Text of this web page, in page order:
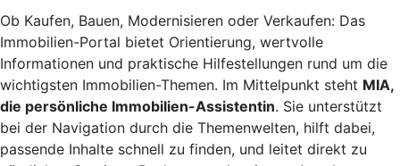
Ob Kaufen, Bauen, Modernisieren oder Verkaufen: Das
Immobilien-Portal bietet Orientierung, wertvolle
Informationen und praktische Hilfestellungen rund um die
wichtigsten Immobilien-Themen. Im Mittelpunkt steht MIA,
die persönliche Immobilien-Assistentin. Sie unterstützt
bei der Navigation durch die Themenwelten, hilft dabei,
passende Inhalte schnell zu finden, und leitet direkt zu